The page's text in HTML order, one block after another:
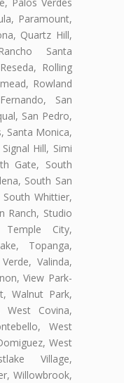
Paramount,
Quartz Hill,
Santa
Rolling
Rowland
San
San Pedro,
Santa Monica,
Hill, Simi
Gate, South
South San
Whittier,
Ranch, Studio
City,
Topanga,
Valinda,
View Park-
Walnut Park,
West Covina,
West
West
Village,
Willowbrook,